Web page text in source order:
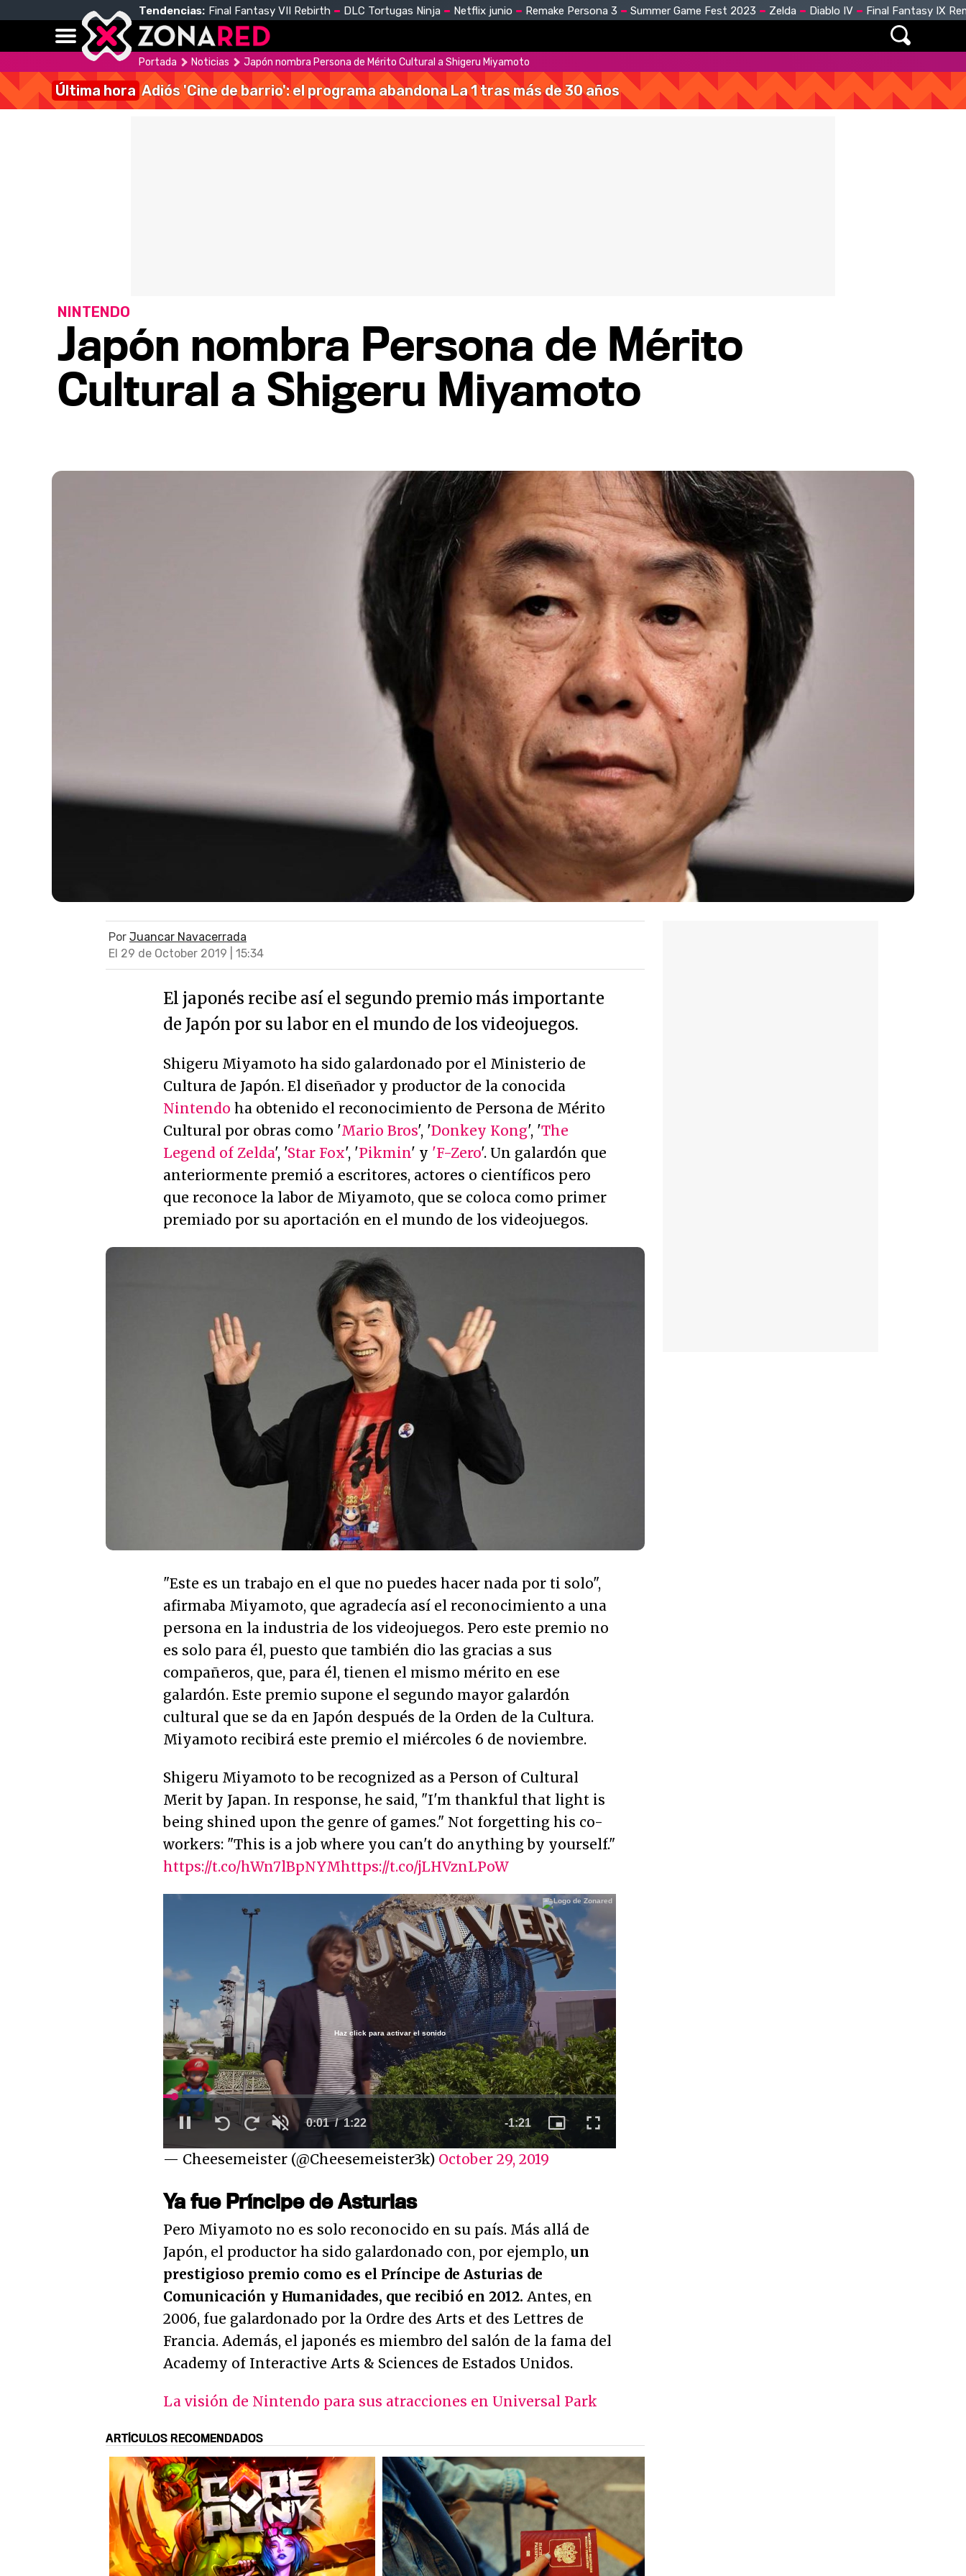
Tendencias: Final Fantasy VII Rebirth DLC Tortugas Ninja Netflix junio Remake Persona 3 Summer Game Fest 2023 Zelda Diablo IV Final Fantasy IX
Portada Noticias Japón nombra Persona de Mérito Cultural a Shigeru Miyamoto
Última hora Adiós 'Cine de barrio': el programa abandona La 1 tras más de 30 años
Japón nombra Persona de Mérito
Cultural a Shigeru Miyamoto
NINTENDO
Por Juancar Navacerrada
El 29 de October 2019 | 15:34
El japonés recibe así el segundo premio más importante
de Japón por su labor en el mundo de los videojuegos.
Shigeru Miyamoto ha sido galardonado por el Ministerio de
Cultura de Japón. El diseñador y productor de la conocida
Nintendo ha obtenido el reconocimiento de Persona de Mérito
Cultural por obras como 'Mario Bros', 'Donkey Kong', 'The
Legend of Zelda', 'Star Fox', 'Pikmin' y 'F-Zero'. Un galardón que
anteriormente premió a escritores, actores o científicos pero
que reconoce la labor de Miyamoto, que se coloca como primer
premiado por su aportación en el mundo de los videojuegos.
"Este es un trabajo en el que no puedes hacer nada por ti solo",
afirmaba Miyamoto, que agradecía así el reconocimiento a una
persona en la industria de los videojuegos. Pero este premio no
es solo para él, puesto que también dio las gracias a sus
compañeros, que, para él, tienen el mismo mérito en ese
galardón. Este premio supone el segundo mayor galardón
cultural que se da en Japón después de la Orden de la Cultura.
Miyamoto recibirá este premio el miércoles 6 de noviembre.
Shigeru Miyamoto to be recognized as a Person of Cultural
Merit by Japan. In response, he said, "I'm thankful that light is
being shined upon the genre of games." Not forgetting his co-
workers: "This is a job where you can't do anything by yourself."
https://t.co/hWn7lBpNYMhttps://t.co/jLHVznLPoW
Unmute /
Loaded:
Haz click para activar el sonido
— Cheesemeister (@Cheesemeister3k) October 29, 2019
Ya fue Príncipe de Asturias
Pero Miyamoto no es solo reconocido en su país. Más allá de
Japón, el productor ha sido galardonado con, por ejemplo, un
prestigioso premio como es el Príncipe de Asturias de
Comunicación y Humanidades, que recibió en 2012. Antes, en
2006, fue galardonado por la Ordre des Arts et des Lettres de
Francia. Además, el japonés es miembro del salón de la fama del
Academy of Interactive Arts & Sciences de Estados Unidos.
La visión de Nintendo para sus atracciones en Universal Park
ARTÍCULOS RECOMENDADOS